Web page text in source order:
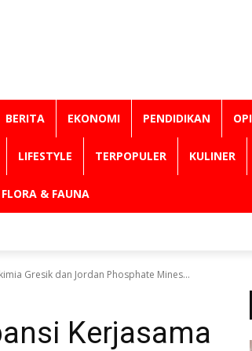
BERITA EKONOMI PENDIDIKAN
LIFESTYLE TERPOPULER KULINER
FLORA & FAUNA
Gresik dan Jordan Phosphate Mines...
Kerjasama